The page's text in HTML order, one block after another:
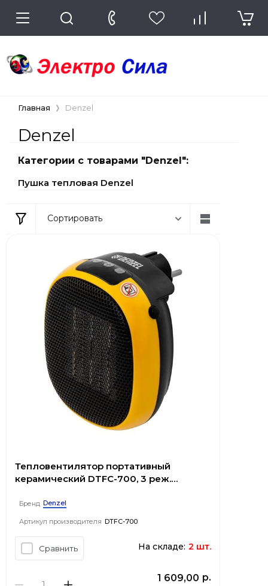
Главная Denzel
Denzel
Категории с товарами "Denzel":
Пушка тепловая Denzel
Сортировать
Тепловентилятор портативный
керамический DTFC-700, 3 реж.
Бренд Denzel
Артикул производителя DTFC-700
Сравнить На складе: 2 шт.
1 609,00 р.